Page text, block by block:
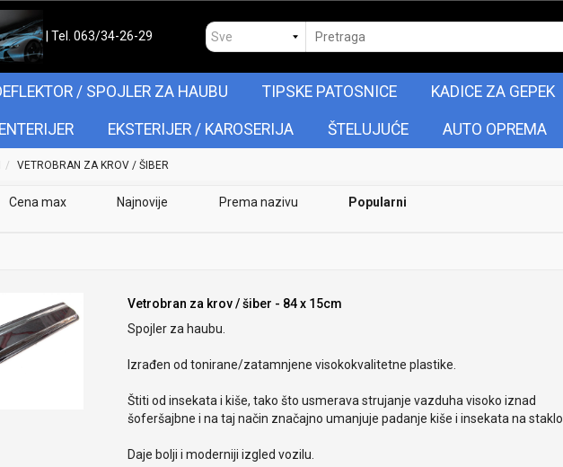
| Tel. 063/34-26-29
/ SPOJLER ZA HAUBU TIPSKE PATOSNICE KADICE ZA GEPEK
ENTERIJER EKSTERIJER / KAROSERIJA ŠTELUJUĆE AUTO OPREMA
VETROBRAN ZA KROV / ŠIBER
Cena max Najnovije Prema nazivu Popularni
Vetrobran za krov / šiber - 84 x 15cm
Spojler za haubu.
Izrađen od tonirane/zatamnjene visokokvalitetne plastike.
Štiti od insekata i kiše, tako što usmerava strujanje vazduha visoko iznad
šoferšajbne i na taj način značajno umanjuje padanje kiše i insekata na staklo.
Daje bolji i moderniji izgled vozilu.